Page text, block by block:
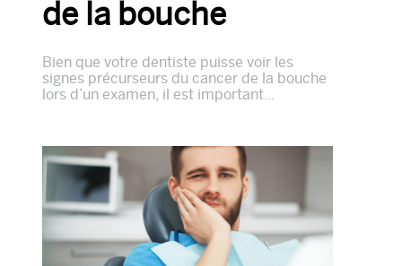
de la bouche
Bien que votre dentiste puisse voir les
signes précurseurs du cancer de la bouche
lors d’un examen, il est important...